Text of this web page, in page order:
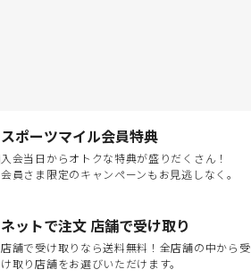
スポーツマイル会員特典
入会当日からオトクな特典が盛りだくさん！
会員さま限定のキャンペーンもお見逃しなく。
ネットで注文 店舗で受け取り
店舗で受け取りなら送料無料！全店舗の中から受
け取り店舗をお選びいただけます。